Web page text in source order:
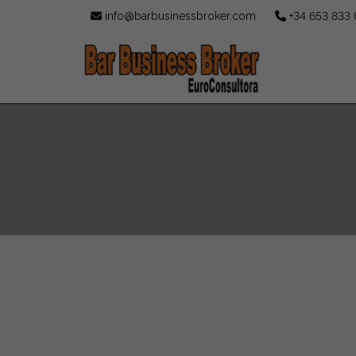
info@barbusinessbroker.com +34 653 833